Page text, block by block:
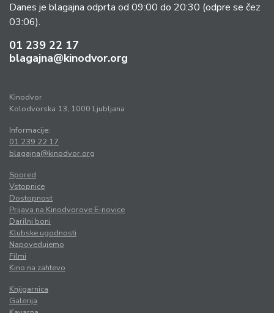
Danes je blagajna odprta od 09:00 do 20:30 (odpre se čez
03:06).
01 239 22 17
blagajna@kinodvor.org
Kinodvor
Kolodvorska 13, 1000 Ljubljana
Informacije:
01 239 22 17
blagajna@kinodvor.org
Spored
Vstopnice
Dostopnost
Prijava na Kinodvorove E-novice
Darilni boni
Klubske ugodnosti
Napovedujemo
Filmi
Kino na zahtevo
Knjigarnica
Galerija